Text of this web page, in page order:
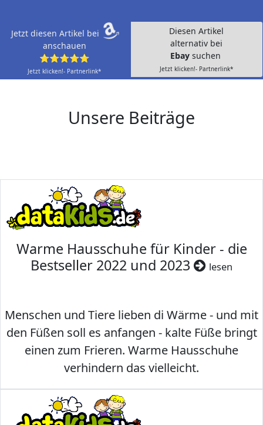
Jetzt diesen Artikel bei
anschauen
⭐⭐⭐⭐⭐
Jetzt klicken!- Partnerlink*
Diesen Artikel
alternativ bei
Ebay suchen
Jetzt klicken!- Partnerlink*
Unsere Beiträge
Warme Hausschuhe für Kinder - die
Bestseller 2022 und 2023
lesen
Menschen und Tiere lieben di Wärme - und mit
den Füßen soll es anfangen - kalte Füße bringt
einen zum Frieren. Warme Hausschuhe
verhindern das vielleicht.